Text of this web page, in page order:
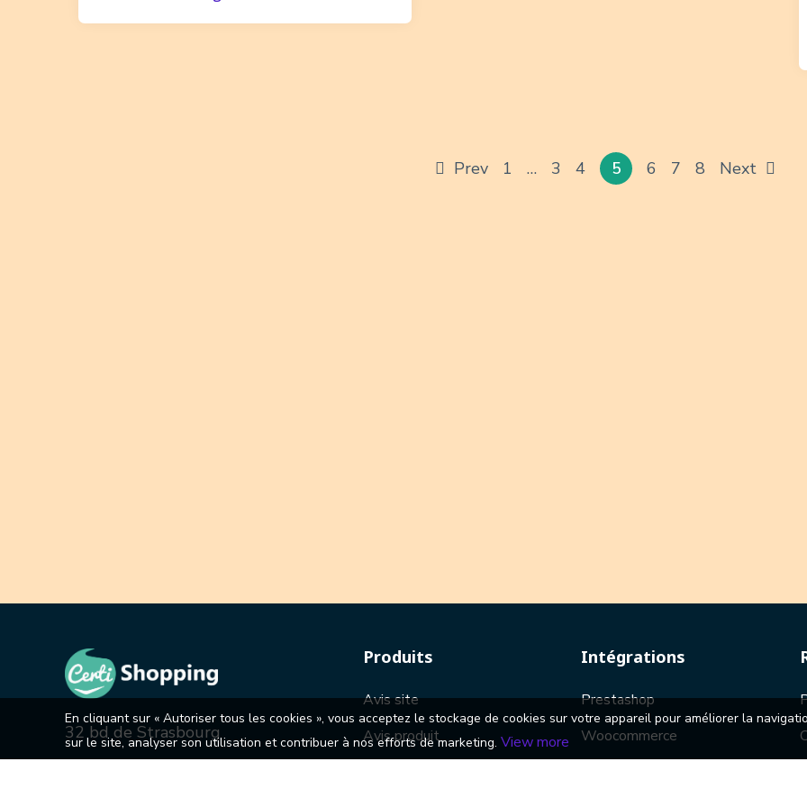
Prev 1 … 3 4 5 6 7 8 Next
32 bd de Strasbourg
Produits
Avis site
Avis produit
Intégrations
Prestashop
Woocommerce
En cliquant sur « Autoriser tous les cookies », vous acceptez le stockage de cookies sur votre appareil pour améliorer la
sur le site, analyser son utilisation et contribuer à nos efforts de marketing. View more